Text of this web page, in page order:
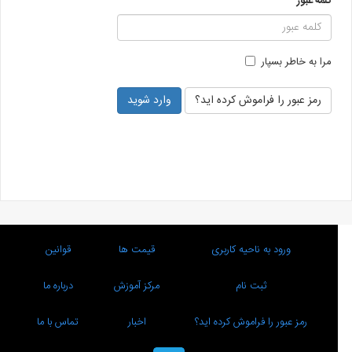
مرا به خاطر بسپار
رمز عبور را فراموش کرده اید؟
ورود به ناحیه کاربری
ثبت نام
رمز عبور را فراموش کرده اید؟
قیمت ها
مرکز آموزش
اخبار
قوانین
درباره ما
تماس با ما